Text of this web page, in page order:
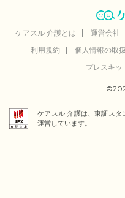
ケアスル 介護とは 運営会社
利用規約
個人情報の取
プレスキッ
ケアスル 介護は、東証ス
運営しています。